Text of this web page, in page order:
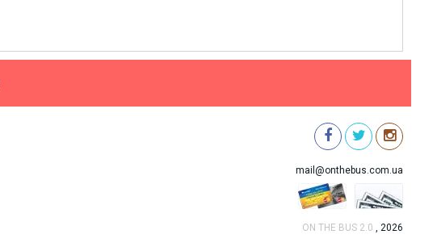
mail@onthebus.com.ua
ON THE BUS 2.0 , 2026